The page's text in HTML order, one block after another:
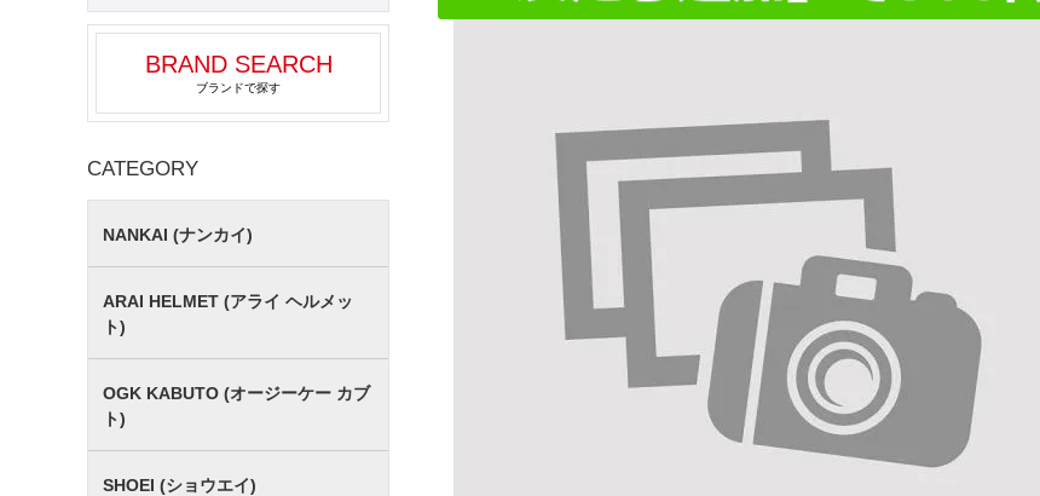
BRAND SEARCH
ブランドで探す
CATEGORY
NANKAI (ナンカイ)
ARAI HELMET (アライ ヘルメッ
ト)
OGK KABUTO (オージーケー カブ
ト)
SHOEI (ショウエイ)